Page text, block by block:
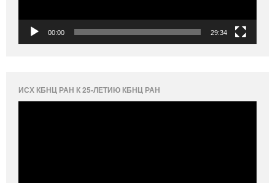
00:00 29:34
ИСХ КБНЦ РАН К 25-ЛЕТИЮ КБНЦ РАН